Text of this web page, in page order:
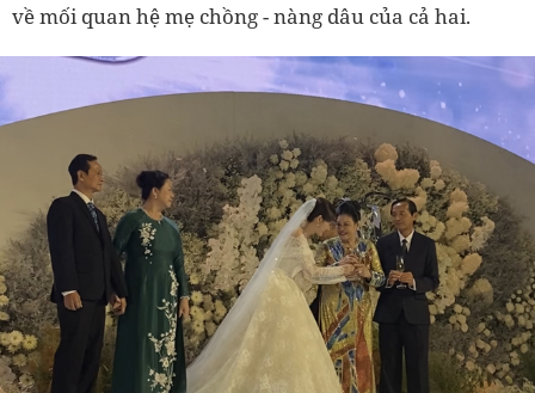
về mối quan hệ mẹ chồng - nàng dâu của cả hai.